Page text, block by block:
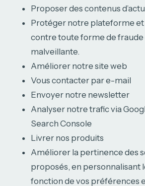
Proposer des contenus
Protéger notre plateforme et
contre toute forme de fraude
malveillante.
Améliorer notre site web
Vous contacter par e-mail
Envoyer notre newsletter
Analyser notre trafic via
Search Console
Livrer nos produits
Améliorer la pertinence des
proposés, en personnalisant
fonction de vos préférences